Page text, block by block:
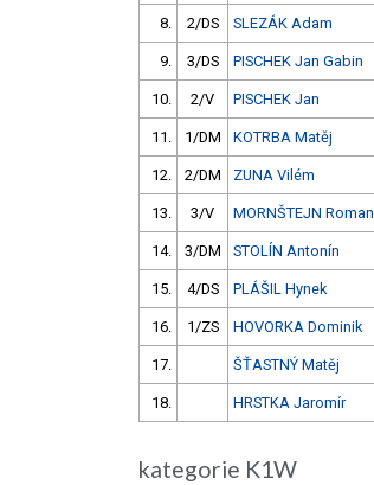
8. 2/DS SLEZÁK Adam
9. 3/DS PISCHEK Jan Gabin
10. 2/V PISCHEK Jan
11. 1/DM KOTRBA Matěj
12. 2/DM ZUNA Vilém
13. 3/V MORNŠTEJN Roman
14. 3/DM STOLÍN Antonín
15. 4/DS PLÁŠIL Hynek
16. 1/ZS HOVORKA Dominik
17. ŠŤASTNÝ Matěj
18. HRSTKA Jaromír
kategorie K1W